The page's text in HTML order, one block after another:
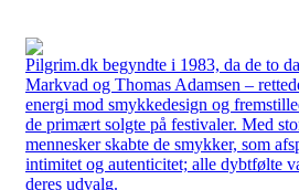
Pilgrim.dk begyndte i 1983, da de to
Markvad og Thomas Adamsen –
energi mod smykkedesign og
de primært solgte på festivaler. Med
mennesker skabte de smykker, som
intimitet og autenticitet; alle dybtfølte
deres udvalg.